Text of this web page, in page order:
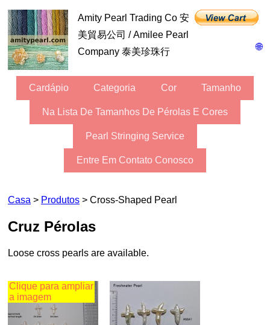
🌐
Amity Pearl Trading Co 安
美貿易公司 / Amilee Pearl
Company 泰美珍珠行
Cardápio Categoria Cor Tamanho
Na Lista De Tamanhos De Pérolas E Cores
Pearl Stringing Service
Entre Em Contato Conosco
Casa > Produtos > Cross-Shaped Pearl
Cruz Pérolas
Loose cross pearls are available.
Clique para ampliar
a imagem